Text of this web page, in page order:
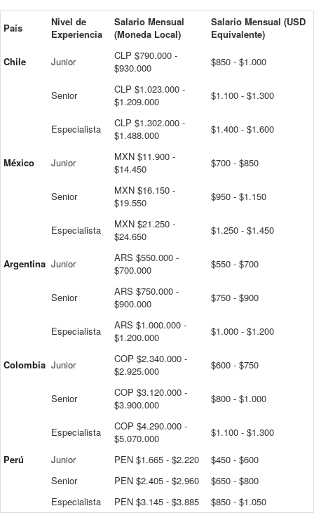
País
Nivel de
Experiencia
Salario Mensual
(Moneda Local)
Salario Mensual (USD
Equivalente)
Chile Junior
CLP $790.000 -
$930.000
$850 - $1.000
Senior
CLP $1.023.000 -
$1.209.000
$1.100 - $1.300
Especialista
CLP $1.302.000 -
$1.488.000
$1.400 - $1.600
México Junior
MXN $11.900 -
$14.450
$700 - $850
Senior
MXN $16.150 -
$19.550
$950 - $1.150
Especialista
MXN $21.250 -
$24.650
$1.250 - $1.450
Argentina Junior
ARS $550.000 -
$700.000
$550 - $700
Senior
ARS $750.000 -
$900.000
$750 - $900
Especialista
ARS $1.000.000 -
$1.200.000
$1.000 - $1.200
Colombia Junior
COP $2.340.000 -
$2.925.000
$600 - $750
Senior
COP $3.120.000 -
$3.900.000
$800 - $1.000
Especialista
COP $4.290.000 -
$5.070.000
$1.100 - $1.300
Perú Junior PEN $1.665 - $2.220
$450 - $600
Senior
PEN $2.405 - $2.960
$650 - $800
Especialista
PEN $3.145 - $3.885 $850 - $1.050